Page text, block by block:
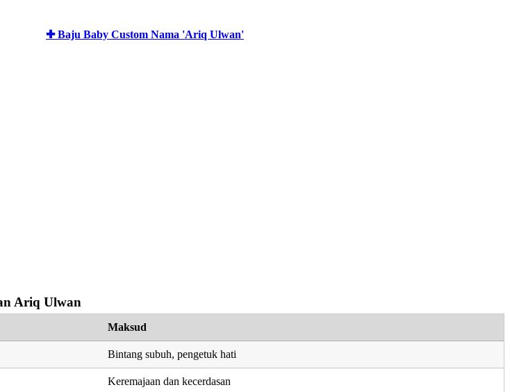
✚ Baju Baby Custom Nama 'Ariq Ulwan'
Ariq Ulwan
Maksud
Bintang subuh, pengetuk hati
Keremajaan dan kecerdasan